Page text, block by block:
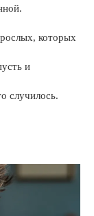
которых
и
случилось.